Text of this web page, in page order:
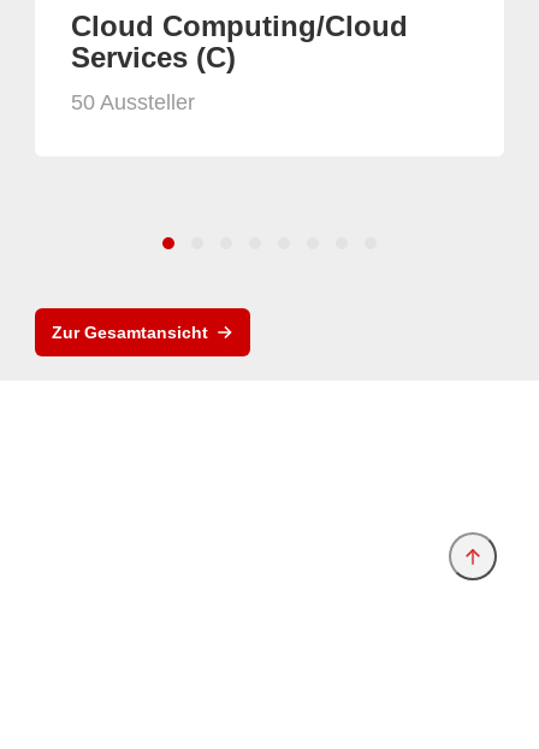
Cloud Computing/Cloud
Services (C)
50 Aussteller
Zur Gesamtansicht